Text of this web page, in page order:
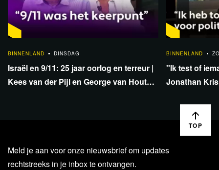
BINNENLAND
DINSDAG
Israël en 9/11: 25 jaar oorlog en terreur |
Kees van der Pijl en George van Houts -
BINNENLAND
''Ik test of
Jonathan
TOP
Meld je aan voor onze nieuwsbrief om updates
rechtstreeks in je inbox te ontvangen.